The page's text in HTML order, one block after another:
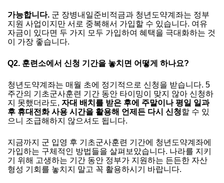
가능합니다. 군 장병내일준비적금과 청년도약계좌는 정부
지원 사업이지만 서로 중복해서 가입할 수 있습니다. 여유
자금이 있다면 두 가지 모두 가입하여 혜택을 극대화하는 것
이 가장 좋습니다.
Q2. 훈련소에서 신청 기간을 놓치면 어떻게 하나요?
청년도약계좌는 매월 초에 정기적으로 신청을 받습니다. 5
주간의 기초군사훈련 기간 동안 타이밍이 맞지 않아 신청하
지 못했더라도, 자대 배치를 받은 후에 주말이나 평일 일과
후 휴대전화 사용 시간을 활용해 언제든 다시 신청할 수 있
으니 조급해하지 않으셔도 됩니다.
지금까지 군 입영 후 기초군사훈련 기간에 청년도약계좌에
가입하는 구체적인 방법들을 살펴보았습니다. 나라를 지키
기 위해 고생하는 기간 동안 정부가 지원하는 든든한 자산
형성 기회를 놓치지 말고 꼭 활용하시기 바랍니다.